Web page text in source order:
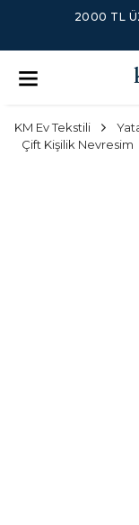
2000 TL
KM Ev Tekstili
Çift Kişilik Nevresim